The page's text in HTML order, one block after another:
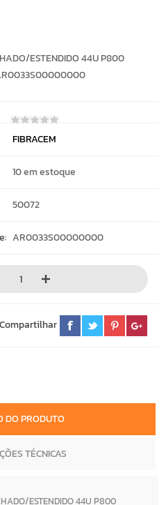
ESTENDIDO 44U P800
AR0033S00000000
FIBRACEM
10 em estoque
50072
AR0033S00000000
Compartilhar
DO PRODUTO
TÉCNICAS
ESTENDIDO 44U P800